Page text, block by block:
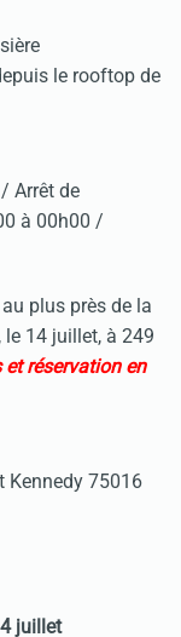
le rooftop de
Arrêt de
à 00h00 /
plus près de la
14 juillet, à 249
réservation en
Kennedy 75016
juillet